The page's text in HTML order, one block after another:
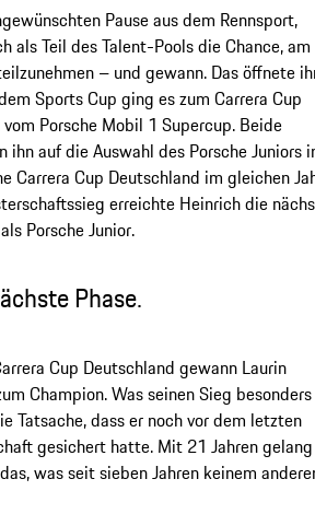
Pause aus dem Rennsport,
als Teil des Talent-Pools die Chance, am
– und gewann. Das öffnete
Sports Cup ging es zum Carrera Cup
Porsche Mobil 1 Supercup. Beide
ihn auf die Auswahl des Porsche Juniors
Carrera Cup Deutschland im gleichen
erreichte Heinrich die
Porsche Junior.
Phase.
Cup Deutschland gewann Laurin
Champion. Was seinen Sieg besonders
Tatsache, dass er noch vor dem letzten
gesichert hatte. Mit 21 Jahren gelang
was seit sieben Jahren keinem